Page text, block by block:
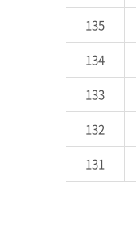
135
134
133
132
131